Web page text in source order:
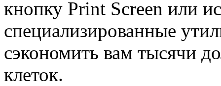
кнопку Print Screen или
специализированные
сэкономить вам тысячи
клеток.